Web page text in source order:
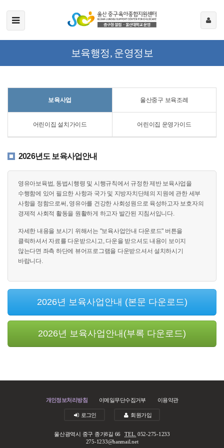
보육행정, 운영정보
보육사업 울산중구 보육조례
어린이집 설치가이드 어린이집 운영가이드
2026년도 보육사업안내
영유아보육법, 동법시행령 및 시행규칙에서 규정한 제반 보육사업을
수행함에 있어 필요한 사항과 국가 및 지방자치단체의 지원에 관한 세부
사항을 정함으로써, 영유아를 건강한 사회성원으로 육성하고자 보호자의
경제적 사회적 활동을 원활하게 하고자 발간된 지침서입니다.
자세한 내용을 보시기 위해서는 "보육사업안내 다운로드" 버튼을
클릭하셔서 자료를 다운받으시고, 다운을 받으셔도 내용이 보이지
않는다면 좌측 하단에 뷰어프로그램을 다운받으셔서 설치하시기
바랍니다.
2026년 보육사업안내 (본문 다운로드)
2026년 보육사업안내(부록 다운로드)
개인정보처리방침 이메일무단수집거부 이용약관
로그인 회원가입
울산광역시 중구 종가8길 66TEL. 052-275-1233
275-1233@hanmail.net